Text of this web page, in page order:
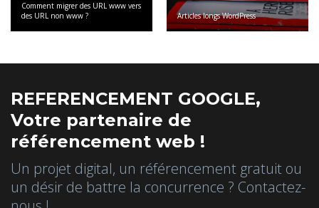
Comment migrer des URL www vers
des URL non www ?
Articles longs WordPress
REFERENCEMENT GOOGLE,
Votre partenaire de
référencement web !
Un projet digital, un référencement gratuit ou
un désir de battre la concurrence ? Contactez-